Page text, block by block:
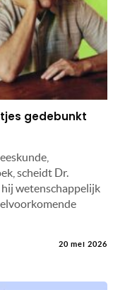
gedebunkt
scheidt Dr.
wetenschappelijk
20 mei 2026